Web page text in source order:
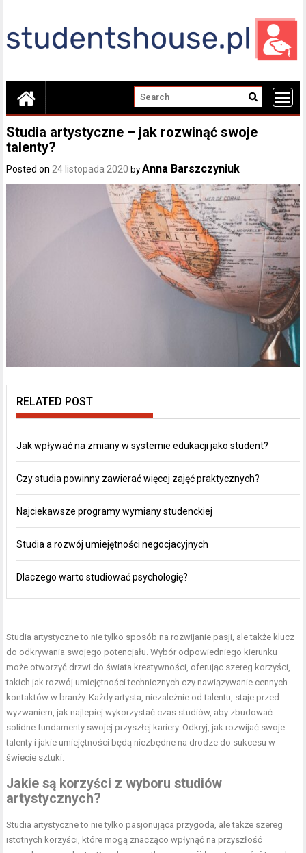
content
Studia artystyczne – jak rozwinąć swoje
talenty?
Posted on 24 listopada 2020 byAnna Barszczyniuk
RELATED POST
Jak wpływać na zmiany w systemie edukacji jako student?
Czy studia powinny zawierać więcej zajęć praktycznych?
Najciekawsze programy wymiany studenckiej
Studia a rozwój umiejętności negocjacyjnych
Dlaczego warto studiować psychologię?
Studia artystyczne to nie tylko sposób na rozwijanie pasji, ale także klucz
do odkrywania swojego potencjału. Wybór odpowiedniego kierunku
może otworzyć drzwi do świata kreatywności, oferując szereg korzyści,
takich jak rozwój umiejętności technicznych czy nawiązywanie cennych
kontaktów w branży. Każdy artysta, niezależnie od talentu, staje przed
wyzwaniem, jak najlepiej wykorzystać czas studiów, aby zbudować
solidne fundamenty swojej przyszłej kariery. Odkryj, jak rozwijać swoje
talenty i jakie umiejętności będą niezbędne na drodze do sukcesu w
świecie sztuki.
Jakie są korzyści z wyboru studiów
artystycznych?
Studia artystyczne to nie tylko pasjonująca przygoda, ale także szereg
istotnych korzyści, które mogą znacząco wpłynąć na przyszłość